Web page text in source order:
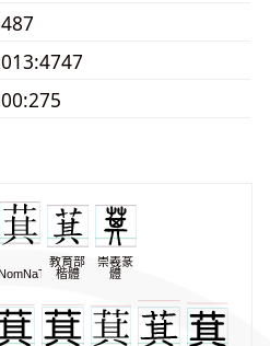
教育部
楷體
崇羲篆
體